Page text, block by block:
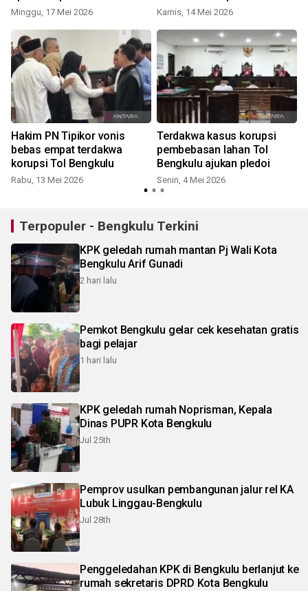
Minggu, 17 Mei 2026 Kamis, 14 Mei 2026
Hakim PN Tipikor vonis
bebas empat terdakwa
korupsi Tol Bengkulu
Rabu, 13 Mei 2026
Terdakwa kasus korupsi
pembebasan lahan Tol
Bengkulu ajukan pledoi
Senin, 4 Mei 2026
Terpopuler - Bengkulu Terkini
KPK geledah rumah mantan Pj Wali Kota
Bengkulu Arif Gunadi
2 hari lalu
Pemkot Bengkulu gelar cek kesehatan gratis
bagi pelajar
1 hari lalu
KPK geledah rumah Noprisman, Kepala
Dinas PUPR Kota Bengkulu
Jul 25th
Pemprov usulkan pembangunan jalur rel KA
Lubuk Linggau-Bengkulu
Jul 28th
Penggeledahan KPK di Bengkulu berlanjut ke
rumah sekretaris DPRD Kota Bengkulu